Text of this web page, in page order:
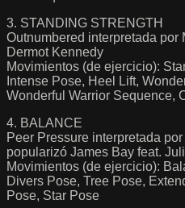
3. STANDING STRENGTH
Outnumbered interpretada por
Dermot Kennedy
Movimientos (de ejercicio):
Intense Pose, Heel Lift,
Wonderful Warrior Sequence,
4. BALANCE
Peer Pressure interpretada
popularizó James Bay feat.
Movimientos (de ejercicio):
Divers Pose, Tree Pose,
Pose, Star Pose